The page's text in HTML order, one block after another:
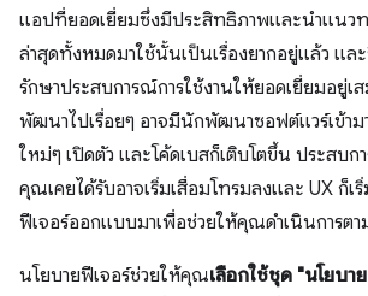
แอปที่ยอดเยี่ยมซึ่งมีประสิทธิภาพและนำแนว
ล่าสุดทั้งหมดมาใช้นั้นเป็นเรื่องยากอยู่แล้ว แล
รักษาประสบการณ์การใช้งานให้ยอดเยี่ยมอยู่เ
พัฒนาไปเรื่อยๆ อาจมีนักพัฒนาซอฟต์แวร์เข้า
ใหม่ๆ เปิดตัว และโค้ดเบสก็เติบโตขึ้น ประสบ
คุณเคยได้รับอาจเริ่มเสื่อมโทรมลงและ UX ก็เ
ฟีเจอร์ออกแบบมาเพื่อช่วยให้คุณดำเนินการต
นโยบายฟีเจอร์ช่วยให้คุณเลือกใช้ชุด "นโยบา